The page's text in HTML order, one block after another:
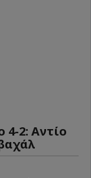
2: Αντίο